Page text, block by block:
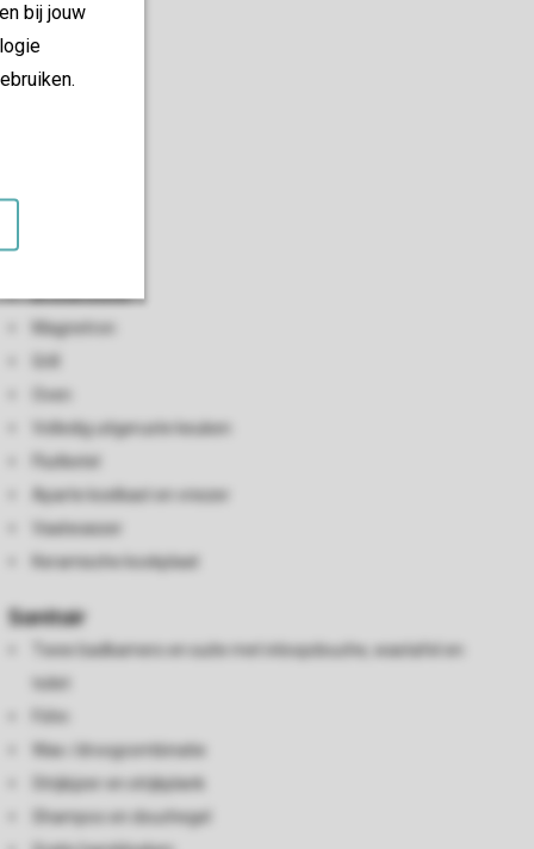
bij jouw
Broodrooster
Magnetron
Oven
Volledig uitgeruste keuken
Fluitketel
Aparte koelkast en vriezer
Vaatwasser
Keramische kookplaat
Sanitair
Twee badkamers en suite met inloopdouche, wastafel en
toilet
Was-/droogcombinatie
Strijkijzer en strijkplank
Shampoo en douchegel